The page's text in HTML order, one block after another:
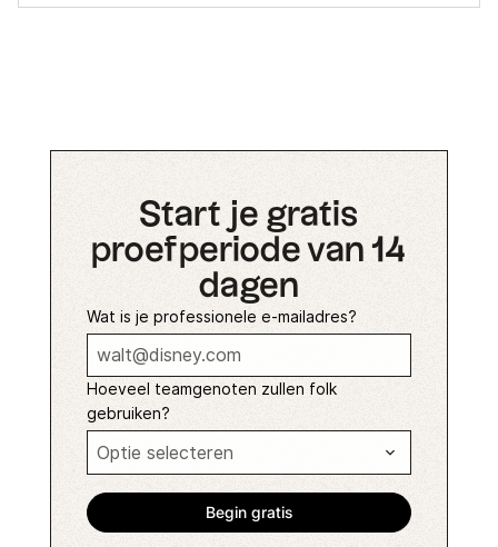
Start je gratis
proefperiode van 14
dagen
Wat is je professionele e-mailadres?
Hoeveel teamgenoten zullen folk
gebruiken?